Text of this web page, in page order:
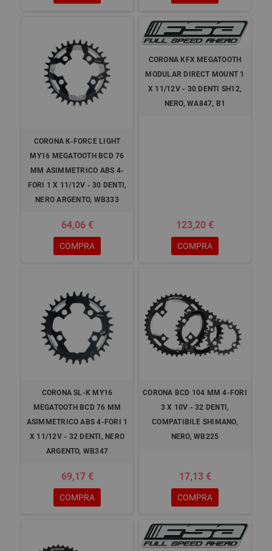
CORONA K-FORCE LIGHT
MY16 MEGATOOTH BCD 76
MM ASIMMETRICO ABS 4-
FORI 1 X 11/12V - 30 DENTI,
NERO ARGENTO, WB333
64,06 €
COMPRA
CORONA KFX MEGATOOTH
MODULAR DIRECT MOUNT 1
X 11/12V - 30 DENTI SH12,
NERO, WA847, B1
123,20 €
COMPRA
CORONA SL-K MY16
MEGATOOTH BCD 76 MM
ASIMMETRICO ABS 4-FORI 1
X 11/12V - 32 DENTI, NERO
ARGENTO, WB347
69,17 €
COMPRA
CORONA BCD 104 MM 4-FORI
3 X 10V - 32 DENTI,
COMPATIBILE SHIMANO,
NERO, WB225
17,13 €
COMPRA